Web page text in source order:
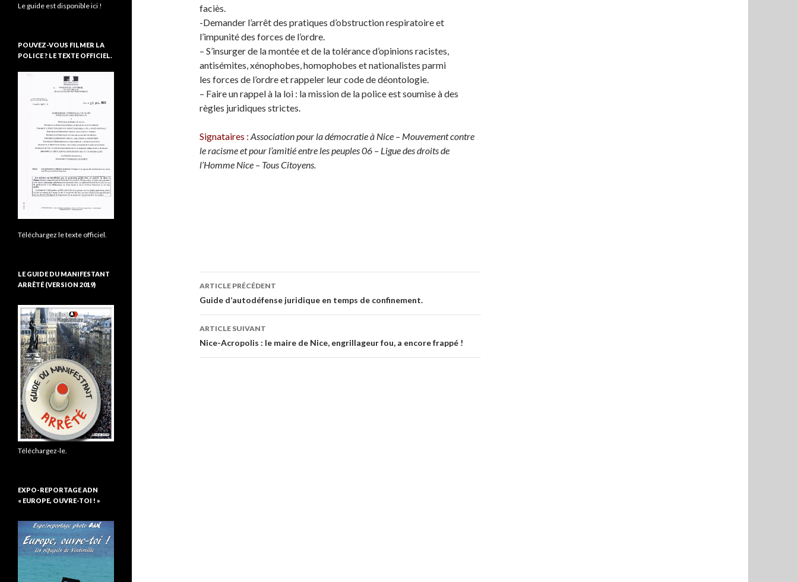
faciès.
-Demander l’arrêt des pratiques d’obstruction respiratoire et
l’impunité des forces de l’ordre.
– S’insurger de la montée et de la tolérance d’opinions racistes,
antisémites, xénophobes, homophobes et nationalistes parmi
les forces de l’ordre et rappeler leur code de déontologie.
– Faire un rappel à la loi : la mission de la police est soumise à des
règles juridiques strictes.
Signataires : Association pour la démocratie à Nice – Mouvement contre
le racisme et pour l’amitié entre les peuples 06 – Ligue des droits de
l’Homme Nice – Tous Citoyens.
Navigation
des
articles
ARTICLE PRÉCÉDENT
Guide d’autodéfense juridique en temps de confinement.
ARTICLE SUIVANT
Nice-Acropolis : le maire de Nice, engrillageur fou, a encore frappé !
Le guide est disponible ici !
POUVEZ-VOUS FILMER LA
POLICE ? LE TEXTE OFFICIEL.
Téléchargez le texte officiel.
LE GUIDE DU MANIFESTANT
ARRÊTÉ (VERSION 2019)
Téléchargez-le.
EXPO-REPORTAGE ADN
« EUROPE, OUVRE-TOI ! »